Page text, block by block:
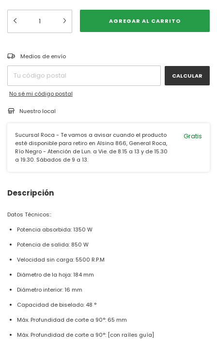
Entregas para el CP:
Medios de envío
CALCULAR
No sé mi código postal
Nuestro local
Sucursal Roca - Te vamos a avisar cuando el producto
esté disponible para retiro en Alsina 866, General Roca,
Río Negro - Atención de Lun. a Vie. de 8.15 a 13 y de 15.30
a 19.30. Sábados de 9 a 13.
Gratis
Descripción
Datos Técnicos::
Potencia absorbida: 1350 W
Potencia de salida: 850 W
Velocidad sin carga: 5500 R.P.M
Diámetro de la hoja: 184 mm
Diámetro interior: 16 mm
Capacidad de biselado: 48 °
Máx. Profundidad de corte a 90°: 65 mm
Máx. Profundidad de corte a 90°: [con raíles guía]